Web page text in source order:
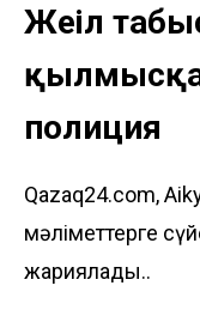
Жеңіл
қылмысқа
полиция
Qazaq24.com,
мәліметтерге
жариялады..